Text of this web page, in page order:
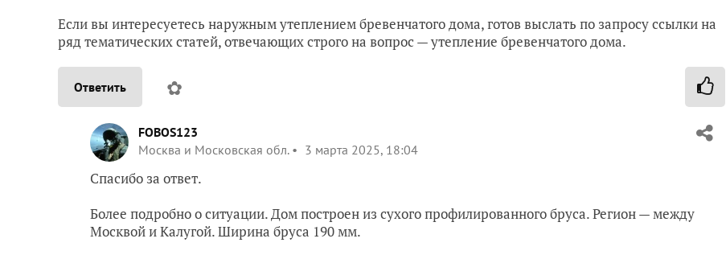
Если вы интересуетесь наружным утеплением бревенчатого дома, готов выслать по запросу ссылки на
ряд тематических статей, отвечающих строго на вопрос — утепление бревенчатого дома.
Ответить ✿
FOBOS123
Москва и Московская обл.
3 марта 2025, 18:04
Спасибо за ответ.
Более подробно о ситуации. Дом построен из сухого профилированного бруса. Регион — между
Москвой и Калугой. Ширина бруса 190 мм.